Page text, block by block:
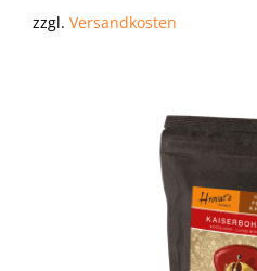
zzgl. Versandkosten